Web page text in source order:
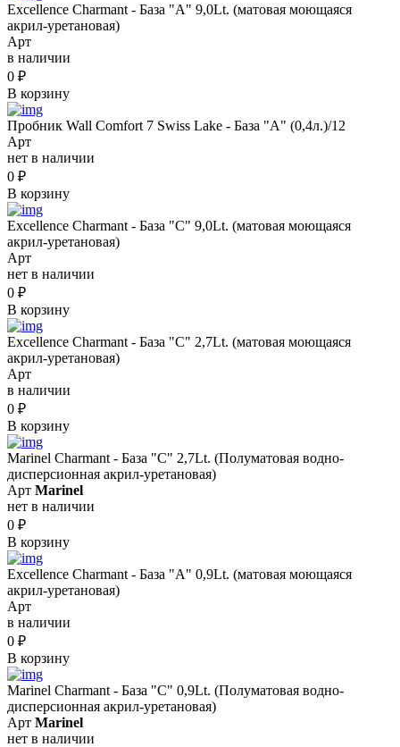
Excellence Charmant - База "A" 9,0Lt. (матовая моющаяся
акрил-уретановая)
Арт
в наличии
0 ₽
В корзину
Пробник Wall Comfort 7 Swiss Lake - База "A" (0,4л.)/12
Арт
нет в наличии
0 ₽
В корзину
Excellence Charmant - База "C" 9,0Lt. (матовая моющаяся
акрил-уретановая)
Арт
нет в наличии
0 ₽
В корзину
Excellence Charmant - База "C" 2,7Lt. (матовая моющаяся
акрил-уретановая)
Арт
в наличии
0 ₽
В корзину
Marinel Сharmant - База "С" 2,7Lt. (Полуматовая водно-
дисперсионная акрил-уретановая)
Арт Marinel
нет в наличии
0 ₽
В корзину
Excellence Charmant - База "A" 0,9Lt. (матовая моющаяся
акрил-уретановая)
Арт
в наличии
0 ₽
В корзину
Marinel Сharmant - База "С" 0,9Lt. (Полуматовая водно-
дисперсионная акрил-уретановая)
Арт Marinel
нет в наличии